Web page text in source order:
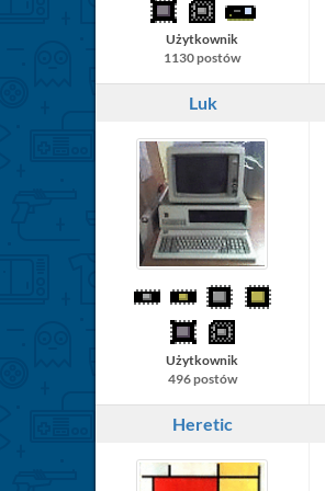
Użytkownik
1130 postów
Luk
Użytkownik
496 postów
Heretic